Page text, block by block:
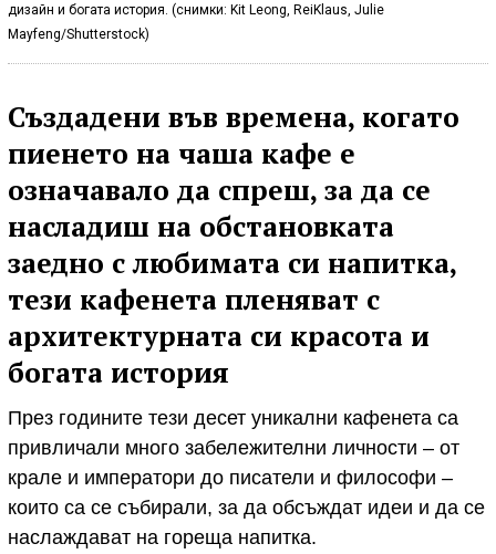
дизайн и богата история. (снимки: Kit Leong, ReiKlaus, Julie
Mayfeng/Shutterstock)
Създадени във времена, когато
пиенето на чаша кафе е
означавало да спреш, за да се
насладиш на обстановката
заедно с любимата си напитка,
тези кафенета пленяват с
архитектурната си красота и
богата история
През годините тези десет уникални кафенета са
привличали много забележителни личности – от
крале и императори до писатели и философи –
които са се събирали, за да обсъждат идеи и да се
наслаждават на гореща напитка.